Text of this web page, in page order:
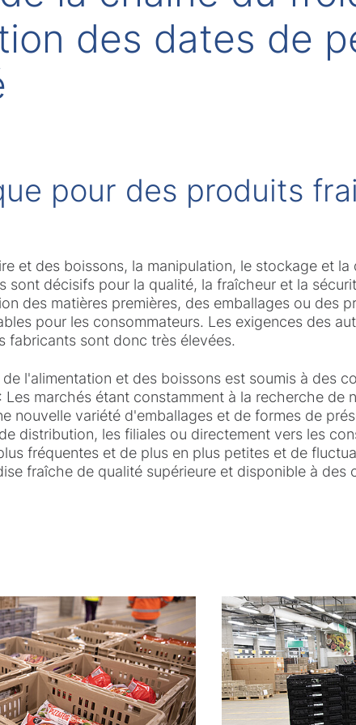
des dates de
pour des produits
et des boissons, la manipulation, le stockage et
sont décisifs pour la qualité, la fraîcheur et la
des matières premières, des emballages ou des
pour les consommateurs. Les exigences des
fabricants sont donc très élevées.
l'alimentation et des boissons est soumis à des
marchés étant constamment à la recherche de
nouvelle variété d'emballages et de formes de
distribution, les filiales ou directement vers les
fréquentes et de plus en plus petites et de
fraîche de qualité supérieure et disponible à des